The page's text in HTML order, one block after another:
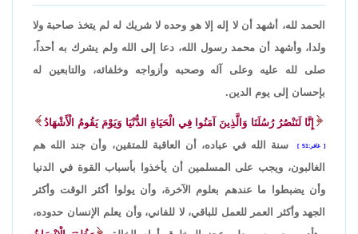
الحمد لله، أشهد أن لا إله إلا هو وحده لا شريك له لم يتخذ صاحبة ولا
ولدا، وأشهد أن محمد رسول الله، دعا إلى الله ولم يشرك به أحداً،
صلى لله عليه وعلى آله وصحبه وأزواجه وخلفائه، والتابعين له
بإحسان إلى يوم الدين.
إِنَّا لَنَنْصُرُ رُسُلَنَا وَالَّذِينَ آمَنُوا فِي الْحَيَاةِ الدُّنْيَا وَيَوْمَ يَقُومُ الْأَشْهَادُ
غافر:51
سنة الله في عباده، أن العاقبة للمتقين، وأن جند الله هم
الغالبون، ويجب على المسلمين أن يأخذوا بأسباب القوة في الدنيا
وأن يضبطوا ما عندهم بعلوم الآخرة، وأن يولوا أكثر الوقت وأكثر
الجهد وأكثر العمر للعمل للباقي، لا للفاني، وأن يعلم الإنسان حدوده،